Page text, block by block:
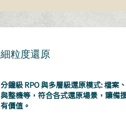
細粒度還原
分鐘級 RPO 與多層級還原模式: 檔案
與整機等，符合各式還原場景，讓備
有價值。